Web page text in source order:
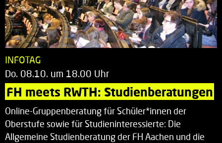
INFOTAG
Do. 08.10. um 18.00 Uhr
FH meets RWTH: Studienberatungen
Online-Gruppenberatung für Schüler*innen der
Oberstufe sowie für Studieninteressierte: Die
Allgemeine Studienberatung der FH Aachen und die